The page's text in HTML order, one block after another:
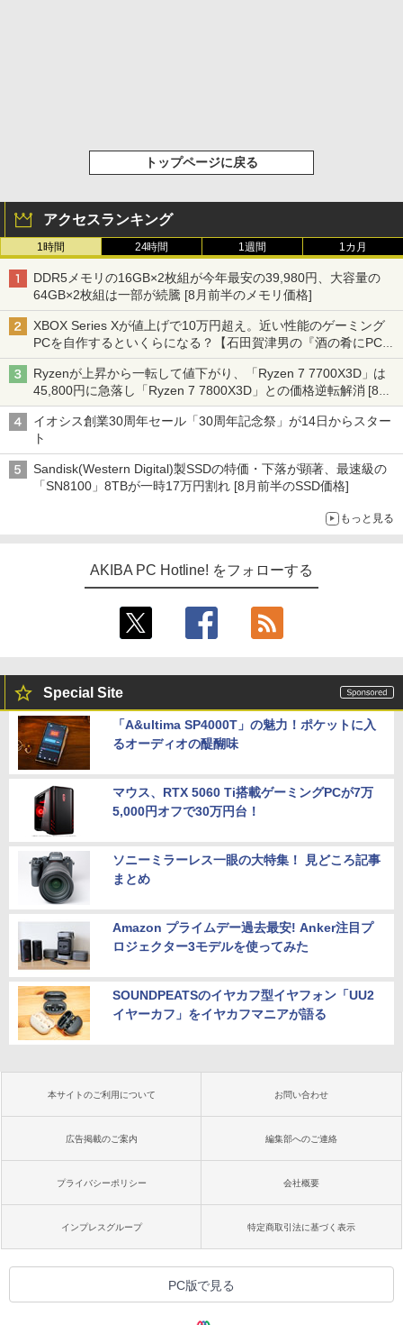
トップページに戻る
アクセスランキング
1時間 24時間 1週間 1カ月
DDR5メモリの16GB×2枚組が今年最安の39,980円、大容量の
64GB×2枚組は一部が続騰 [8月前半のメモリ価格]
XBOX Series Xが値上げで10万円超え。近い性能のゲーミング
PCを自作するといくらになる？【石田賀津男の『酒の肴にPCゲ
ーム』】
Ryzenが上昇から一転して値下がり、「Ryzen 7 7700X3D」は
45,800円に急落し「Ryzen 7 7800X3D」との価格逆転解消 [8月
前半のCPU価格]
イオシス創業30周年セール「30周年記念祭」が14日からスター
ト
Sandisk(Western Digital)製SSDの特価・下落が顕著、最速級の
「SN8100」8TBが一時17万円割れ [8月前半のSSD価格]
もっと見る
AKIBA PC Hotline! をフォローする
Special Site
「A&ultima SP4000T」の魅力！ポケットに入
るオーディオの醍醐味
マウス、RTX 5060 Ti搭載ゲーミングPCが7万
5,000円オフで30万円台！
ソニーミラーレス一眼の大特集！ 見どころ記事
まとめ
Amazon プライムデー過去最安! Anker注目プ
ロジェクター3モデルを使ってみた
SOUNDPEATSのイヤカフ型イヤフォン「UU2
イヤーカフ」をイヤカフマニアが語る
本サイトのご利用について お問い合わせ
広告掲載のご案内 編集部へのご連絡
プライバシーポリシー 会社概要
インプレスグループ 特定商取引法に基づく表示
PC版で見る